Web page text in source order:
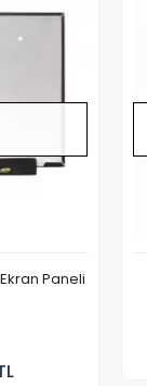
Paneli